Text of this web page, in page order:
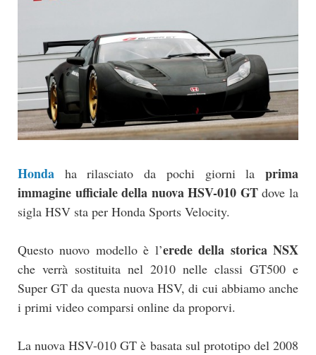
Honda ha rilasciato da pochi giorni la prima
immagine ufficiale della nuova HSV-010 GTdove la
sigla HSV sta per Honda Sports Velocity.
Questo nuovo modello è l’erede della storica NSX
che verrà sostituita nel 2010 nelle classi GT500 e
Super GT da questa nuova HSV, di cui abbiamo anche
i primi video comparsi online da proporvi.
La nuova HSV-010 GT è basata sul prototipo del 2008